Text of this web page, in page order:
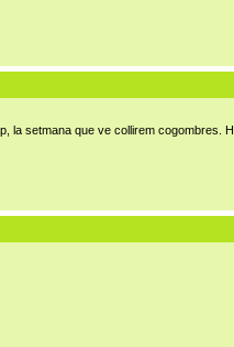
la setmana que ve collirem cogombres.